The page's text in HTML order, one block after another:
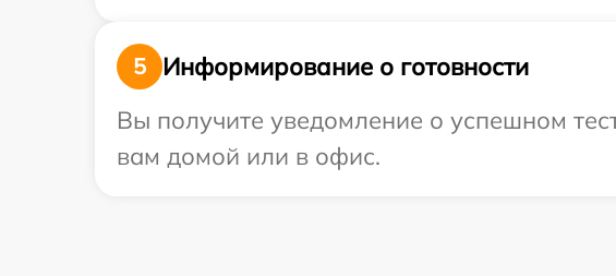
5
Информирование о готовности
Вы получите уведомление о успешном
вам домой или в офис.